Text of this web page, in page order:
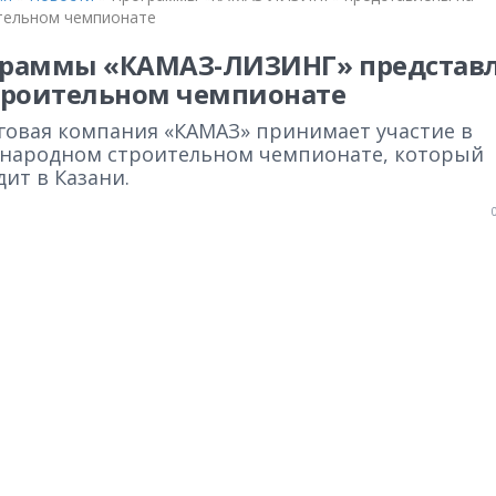
чемпионате
«КАМАЗ-ЛИЗИНГ»
чемпионате
компания «КАМАЗ» принимает участие в
строительном чемпионате, который
в Казани.